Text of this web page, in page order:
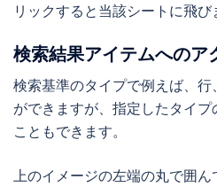
リックすると当該シートに飛び
検索結果アイテムへのア
検索基準のタイプで例えば、
ができますが、指定したタイ
こともできます。
上のイメージの左端の丸で囲